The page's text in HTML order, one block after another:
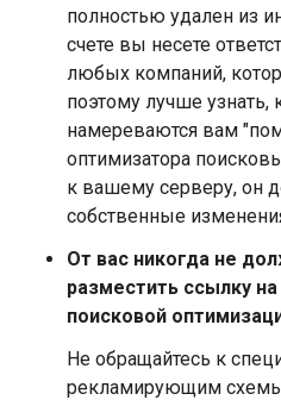
полностью удален из
счете вы несете
любых компаний,
поэтому лучше узнать,
намереваются вам
оптимизатора
к вашему серверу, он
собственные
От вас никогда не
разместить ссылку
поисковой
Не обращайтесь к
рекламирующим